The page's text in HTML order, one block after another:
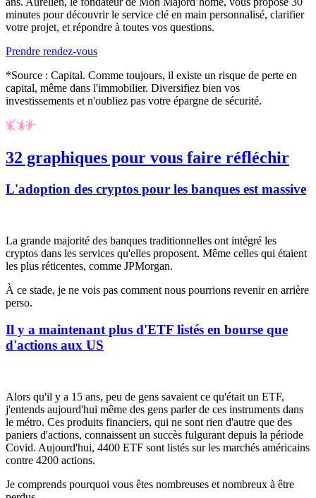
minutes pour découvrir le service clé en main personnalisé, clarifier
votre projet, et répondre à toutes vos questions.
Prendre rendez-vous
*Source : Capital. Comme toujours, il existe un risque de perte en
capital, même dans l'immobilier. Diversifiez bien vos
investissements et n'oubliez pas votre épargne de sécurité.
32 graphiques pour vous faire réfléchir
L'adoption des cryptos pour les banques est massive
La grande majorité des banques traditionnelles ont intégré les
cryptos dans les services qu'elles proposent. Même celles qui étaient
les plus réticentes, comme JPMorgan.
À ce stade, je ne vois pas comment nous pourrions revenir en arrière
perso.
Il y a maintenant plus d'ETF listés en bourse que
d'actions aux US
Alors qu'il y a 15 ans, peu de gens savaient ce qu'était un ETF,
j'entends aujourd'hui même des gens parler de ces instruments dans
le métro. Ces produits financiers, qui ne sont rien d'autre que des
paniers d'actions, connaissent un succès fulgurant depuis la période
Covid. Aujourd'hui, 4400 ETF sont listés sur les marchés américains
contre 4200 actions.
Je comprends pourquoi vous êtes nombreuses et nombreux à être